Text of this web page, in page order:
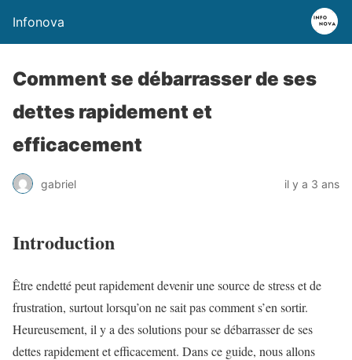
Infonova
Comment se débarrasser de ses
dettes rapidement et
efficacement
gabriel il y a 3 ans
Introduction
Être endetté peut rapidement devenir une source de stress et de
frustration, surtout lorsqu’on ne sait pas comment s’en sortir.
Heureusement, il y a des solutions pour se débarrasser de ses
dettes rapidement et efficacement. Dans ce guide, nous allons